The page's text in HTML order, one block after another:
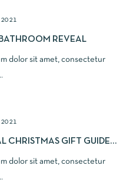
REVEAL
dolor sit amet, consectetur
CHRISTMAS GIFT GUIDE
dolor sit amet, consectetur